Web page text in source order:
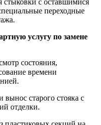
с оставшимися
переходные
услугу по замене
состояния,
времени
старого стояка с
отделки.